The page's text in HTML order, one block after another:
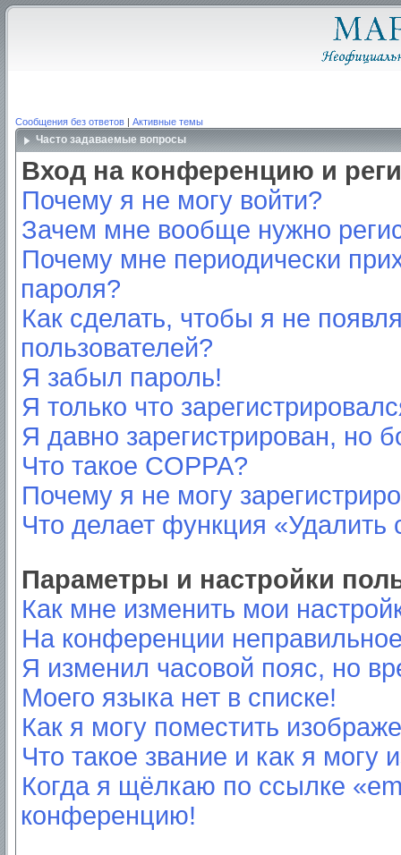
Сообщения без ответов | Активные темы
Часто задаваемые вопросы
Вход на конференцию и
Почему я не могу войти?
Зачем мне вообще нужно
Почему мне периодически
пароля?
Как сделать, чтобы я не
пользователей?
Я забыл пароль!
Я только что
Я давно зарегистрирован, но
Что такое COPPA?
Почему я не могу
Что делает функция
Параметры и настройки
Как мне изменить мои
На конференции
Я изменил часовой пояс, но
Моего языка нет в списке!
Как я могу поместить
Что такое звание и как я могу
Когда я щёлкаю по ссылке
конференцию!